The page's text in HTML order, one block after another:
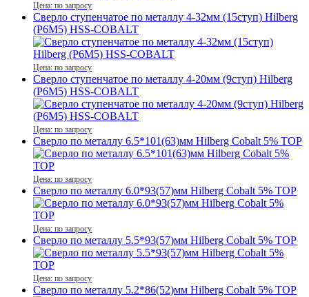
Цена: по запросу
Сверло ступенчатое по металлу 4-32мм (15ступ) Hilberg
(Р6М5) HSS-COBALT
Цена: по запросу
Сверло ступенчатое по металлу 4-20мм (9ступ) Hilberg
(Р6М5) HSS-COBALT
Цена: по запросу
Сверло по металлу 6.5*101(63)мм Hilberg Cobalt 5% TOP
Цена: по запросу
Сверло по металлу 6.0*93(57)мм Hilberg Cobalt 5% TOP
Цена: по запросу
Сверло по металлу 5.5*93(57)мм Hilberg Cobalt 5% TOP
Цена: по запросу
Сверло по металлу 5.2*86(52)мм Hilberg Cobalt 5% TOP